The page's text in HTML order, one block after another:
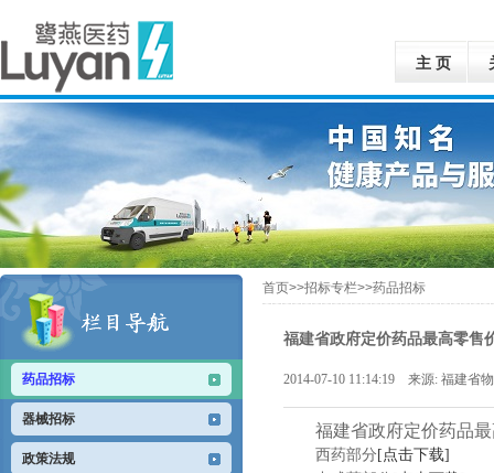
主 页
药品招标
器械招标
政策法规
首页>>招标专栏>>药品招标
福建省政府定价药品最高零售
2014-07-10 11:14:19 来源: 福建省
福建省政府定价药品
西药部分 [点击下载]